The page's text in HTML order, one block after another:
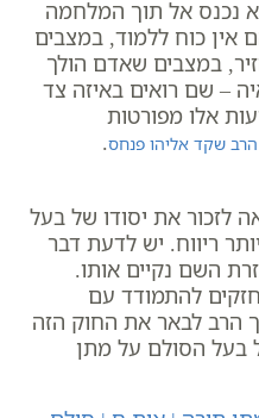
נכנס אל תוך המלחמה
כוח ללמוד, במצבים
במצבים שאדם הולך
– שם רואים באיזה צד
אלו מפורטות
הרב שקד אליהו פנחס.
לזכור את יסודו של בעל
ריווח. יש לדעת דבר
השם נקיים אותו.
להתמודד עם
הרב לבאר את החוק הזה
בעל הסולם על מתן